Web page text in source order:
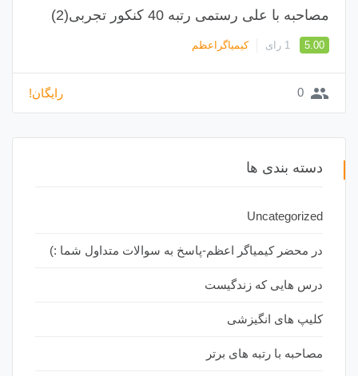
مصاحبه با علی رستمی رتبه 40 کنکور تجربی(2)
5.00 1 رای کیمیاگراعظم
group
0 رایگان!
دسته بندی ها
Uncategorized
در محضر کیمیاگر اعظم-پاسخ به سوالات متداول شما :)
درس هایی که زندگیست
کلیپ های انگیزشی
مصاحبه با رتبه های برتر